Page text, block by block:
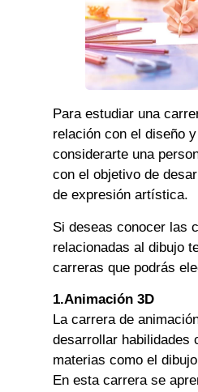
Para estudiar una
relación con el diseño
considerarte una
con el objetivo de
de expresión artística.
Si deseas conocer las
relacionadas al dibujo
carreras que podrás
1.Animación 3D
La carrera de
desarrollar habilidades
materias como el
En esta carrera se